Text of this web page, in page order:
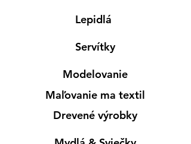
Lepidlá
Servítky
Modelovanie
Maľovanie ma textil
Drevené výrobky